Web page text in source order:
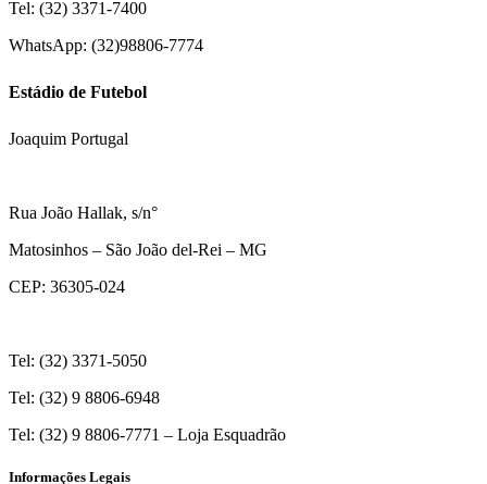
Tel: (32) 3371-7400
WhatsApp: (32)98806-7774
Estádio de Futebol
Joaquim Portugal
Rua João Hallak, s/n°
Matosinhos – São João del-Rei – MG
CEP: 36305-024
Tel: (32) 3371-5050
Tel: (32) 9 8806-6948
Tel: (32) 9 8806-7771 – Loja Esquadrão
Informações Legais